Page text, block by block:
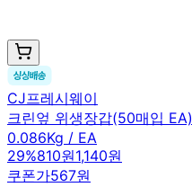
CJ프레시웨이
크린엎 위생장갑(50매입 EA)
0.086Kg / EA
29%810원1,140원
쿠폰가567원